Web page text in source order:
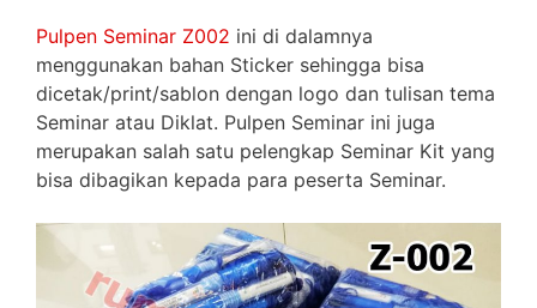
Pulpen Seminar Z002 ini di dalamnya
menggunakan bahan Sticker sehingga bisa
dicetak/print/sablon dengan logo dan tulisan tema
Seminar atau Diklat. Pulpen Seminar ini juga
merupakan salah satu pelengkap Seminar Kit yang
bisa dibagikan kepada para peserta Seminar.